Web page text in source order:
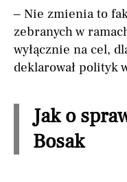
– Nie zmienia to
zebranych w
wyłącznie na cel,
deklarował polityk
Jak o
Bosak